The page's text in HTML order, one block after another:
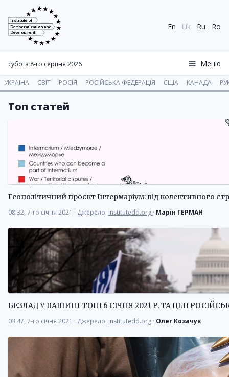
Institute of
Democratization and
Development
En Uk Ru Ro
субота 8-го серпня 2026 Меню
УКРАЇНА СВІТ РОСІЯ РОСІЙСЬКА ФЕДЕРАЦІЯ США КАНАДА
Топ статей
Геополітичний проєкт Інтермаріум: від колективного
08:32, 7-го січня 2021 · Джерело: institutedd.org · Марін ГЕРМАН
БЕЗЛАД У ВАШИНГТОНІ 6 СІЧНЯ 2021 Р. ТА ЦІЛІ
03:47, 7-го січня 2021 · Джерело: institutedd.org · Олег Козачук